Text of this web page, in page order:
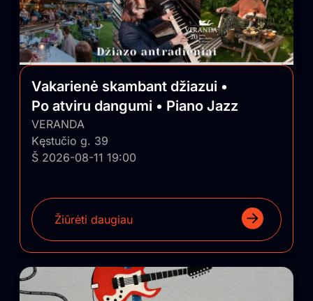
Vakarienė skambant džiazui •
Po atviru dangumi • Piano Jazz
VERANDA
Kęstučio g. 39
Š 2026-08-11 19:00
Žiūrėti daugiau